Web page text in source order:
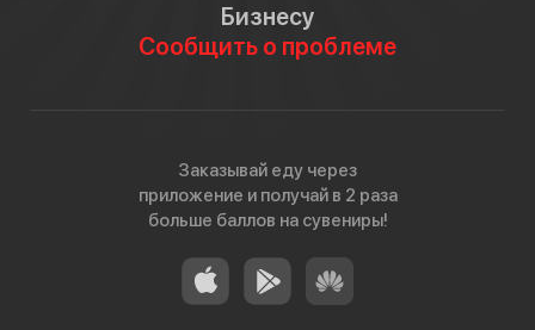
Бизнесу
Сообщить о проблеме
Заказывай еду через
приложение и получай в 2 раза
больше баллов на сувениры!